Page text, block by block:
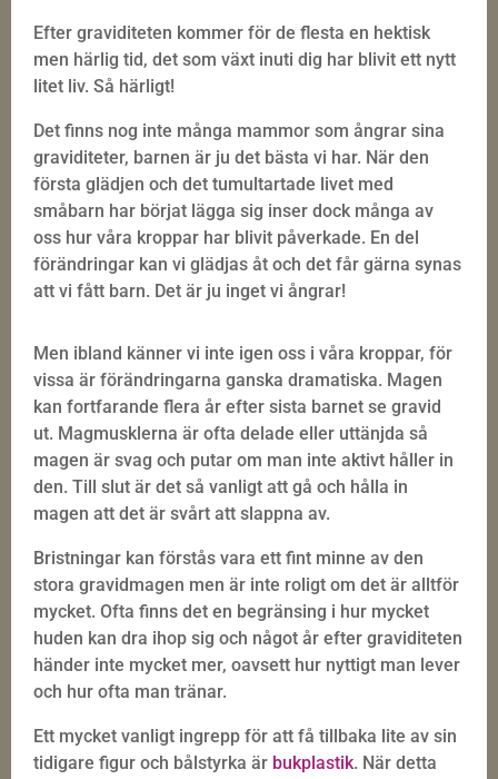
Efter graviditeten kommer för de flesta en hektisk
men härlig tid, det som växt inuti dig har blivit ett nytt
litet liv. Så härligt!
Det finns nog inte många mammor som ångrar sina
graviditeter, barnen är ju det bästa vi har. När den
första glädjen och det tumultartade livet med
småbarn har börjat lägga sig inser dock många av
oss hur våra kroppar har blivit påverkade. En del
förändringar kan vi glädjas åt och det får gärna synas
att vi fått barn. Det är ju inget vi ångrar!
Men ibland känner vi inte igen oss i våra kroppar, för
vissa är förändringarna ganska dramatiska. Magen
kan fortfarande flera år efter sista barnet se gravid
ut. Magmusklerna är ofta delade eller uttänjda så
magen är svag och putar om man inte aktivt håller in
den. Till slut är det så vanligt att gå och hålla in
magen att det är svårt att slappna av.
Bristningar kan förstås vara ett fint minne av den
stora gravidmagen men är inte roligt om det är alltför
mycket. Ofta finns det en begränsing i hur mycket
huden kan dra ihop sig och något år efter graviditeten
händer inte mycket mer, oavsett hur nyttigt man lever
och hur ofta man tränar.
Ett mycket vanligt ingrepp för att få tillbaka lite av sin
tidigare figur och bålstyrka är bukplastik. När detta